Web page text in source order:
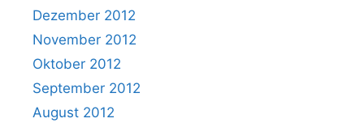
Dezember 2012
November 2012
Oktober 2012
September 2012
August 2012